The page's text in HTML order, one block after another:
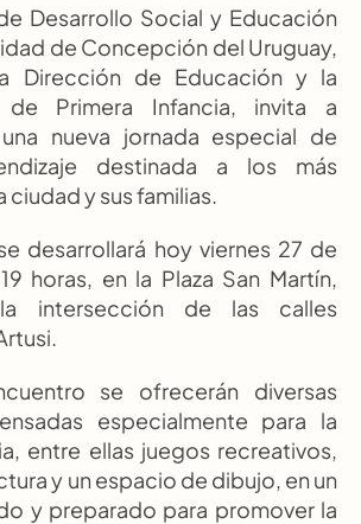
Desarrollo Social y Educación
de Concepción del Uruguay,
Dirección de Educación y la
de Primera Infancia, invita a
nueva jornada especial de
destinada a los más
ciudad y sus familias.
desarrollará hoy viernes 27 de
horas, en la Plaza San Martín,
intersección de las calles
se ofrecerán diversas
especialmente para la
entre ellas juegos recreativos,
y un espacio de dibujo, en un
y preparado para promover la